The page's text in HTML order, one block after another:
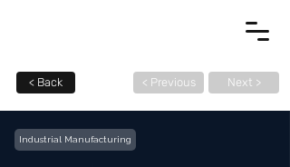
< Back < Previous Next >
Industrial Manufacturing